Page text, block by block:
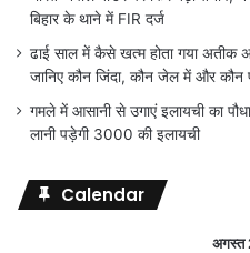
बिहार के थाने में FIR दर्ज
ढाई साल में कैसे खत्म होता गया
जानिए कौन जिंदा, कौन जेल में और कौन
गमले में आसानी से उगाएं इलायची का
लानी पड़ेगी 3000 की इलायची
Calendar
अगस्त